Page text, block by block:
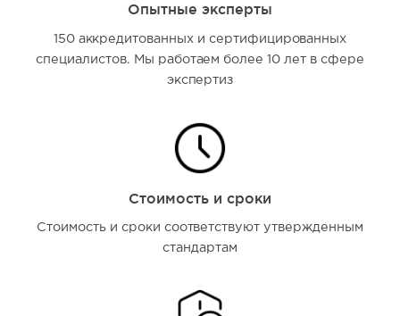
Опытные эксперты
150 аккредитованных и сертифицированных
специалистов. Мы работаем более 10 лет в сфере
экспертиз
Стоимость и сроки
Стоимость и сроки соответствуют утвержденным
стандартам